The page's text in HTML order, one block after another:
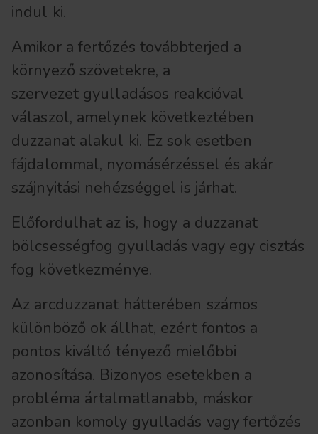
indul ki.
Amikor a fertőzés továbbterjed a
környező szövetekre, a
szervezet gyulladásos reakcióval
válaszol, amelynek következtében
duzzanat alakul ki. Ez sok esetben
fájdalommal, nyomásérzéssel és akár
szájnyitási nehézséggel is járhat.
Előfordulhat az is, hogy a duzzanat
bölcsességfog gyulladás vagy egy cisztás
fog következménye.
Az arcduzzanat hátterében számos
különböző ok állhat, ezért fontos a
pontos kiváltó tényező mielőbbi
azonosítása. Bizonyos esetekben a
probléma ártalmatlanabb, máskor
azonban komoly gyulladás vagy fertőzés